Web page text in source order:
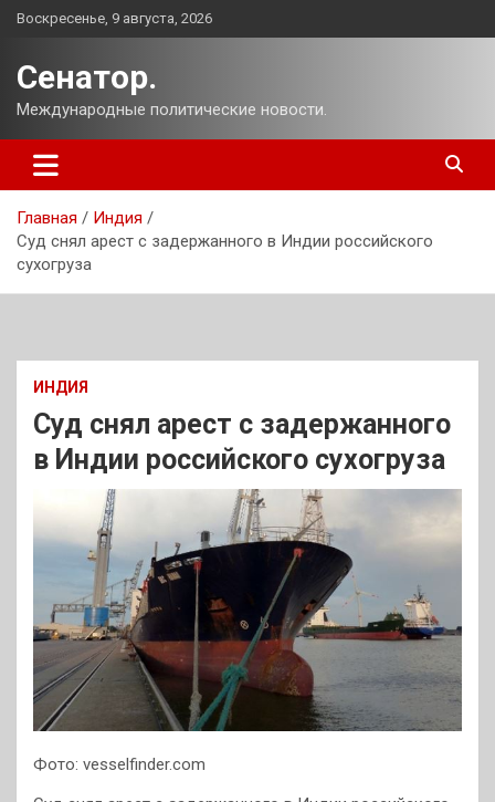
Перейти
Воскресенье, 9 августа, 2026
Сенатор.
Международные политические новости.
Главная
Индия
Суд снял арест с задержанного в Индии российского
сухогруза
ИНДИЯ
Суд снял арест с задержанного
в Индии российского сухогруза
Фото: vesselfinder.com